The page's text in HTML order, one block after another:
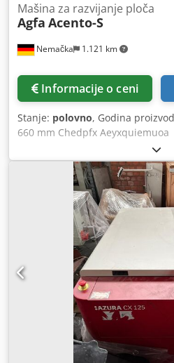
Nemačka 1.121 km
Mašina za razvijanje ploča
Agfa Acento-S
Informacije o ceni
Stanje: polovno, Godina
660 mm Chedpfx Aeyxquiemuoa